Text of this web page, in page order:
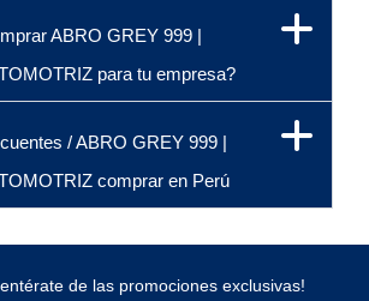
ABRO GREY 999 |
para tu empresa?
/ ABRO GREY 999 |
comprar en Perú
de las promociones exclusivas!